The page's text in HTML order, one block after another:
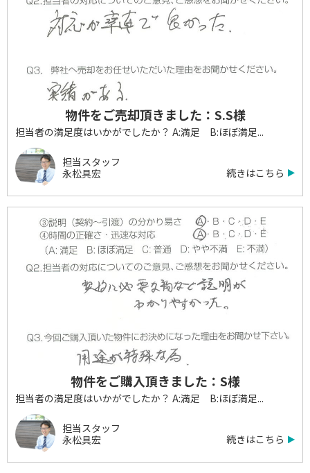
物件をご売却頂きました：S.S様
担当者の満足度はいかがでしたか？ A:満足 B:ほぼ満足...
担当スタッフ
永松具宏
続きはこちら
物件をご購入頂きました：S様
担当者の満足度はいかがでしたか？ A:満足 B:ほぼ満足...
担当スタッフ
永松具宏
続きはこちら